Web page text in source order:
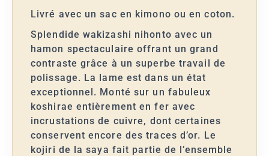
Livré avec un sac en kimono ou en coton.
Splendide wakizashi nihonto avec un
hamon spectaculaire offrant un grand
contraste grâce à un superbe travail de
polissage. La lame est dans un état
exceptionnel. Monté sur un fabuleux
koshirae entièrement en fer avec
incrustations de cuivre, dont certaines
conservent encore des traces d’or. Le
kojiri de la saya fait partie de l’ensemble